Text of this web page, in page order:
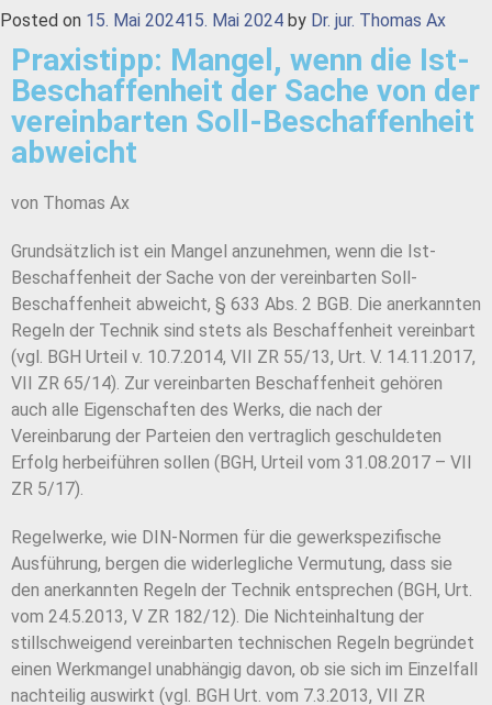
Posted on 15. Mai 202415. Mai 2024 by Dr. jur. Thomas Ax
Praxistipp: Mangel, wenn die Ist-
Beschaffenheit der Sache von der
vereinbarten Soll-Beschaffenheit
abweicht
von Thomas Ax
Grundsätzlich ist ein Mangel anzunehmen, wenn die Ist-
Beschaffenheit der Sache von der vereinbarten Soll-
Beschaffenheit abweicht, § 633 Abs. 2 BGB. Die anerkannten
Regeln der Technik sind stets als Beschaffenheit vereinbart
(vgl. BGH Urteil v. 10.7.2014, VII ZR 55/13, Urt. V. 14.11.2017,
VII ZR 65/14). Zur vereinbarten Beschaffenheit gehören
auch alle Eigenschaften des Werks, die nach der
Vereinbarung der Parteien den vertraglich geschuldeten
Erfolg herbeiführen sollen (BGH, Urteil vom 31.08.2017 – VII
ZR 5/17).
Regelwerke, wie DIN-Normen für die gewerkspezifische
Ausführung, bergen die widerlegliche Vermutung, dass sie
den anerkannten Regeln der Technik entsprechen (BGH, Urt.
vom 24.5.2013, V ZR 182/12). Die Nichteinhaltung der
stillschweigend vereinbarten technischen Regeln begründet
einen Werkmangel unabhängig davon, ob sie sich im Einzelfall
nachteilig auswirkt (vgl. BGH Urt. vom 7.3.2013, VII ZR